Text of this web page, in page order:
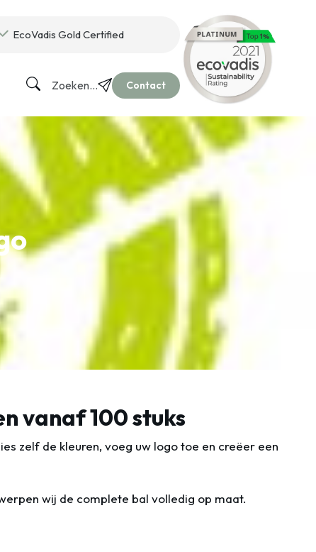
EcoVadis Gold Certified
Zoeken... Contact
vanaf 100 stuks
zelf de kleuren, voeg uw logo toe en creëer een
wij de complete bal volledig op maat.